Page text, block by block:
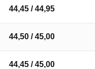
44,45 / 44,95
44,50 / 45,00
44,45 / 45,00